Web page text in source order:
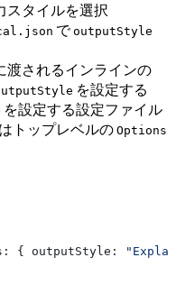
スタイルを選択
でoutputStyle
渡されるインラインの
を設定する
を設定する設定ファイル
はトップレベルの Options
{ outputStyle: